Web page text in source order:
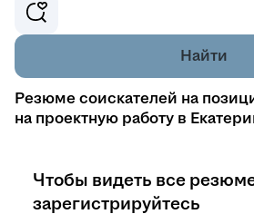
Найти
Резюме соискателей на
на проектную работу в
Чтобы видеть все
зарегистрируйтесь